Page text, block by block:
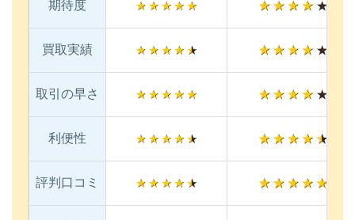
期待度
買取実績
取引の早さ
利便性
評判口コミ